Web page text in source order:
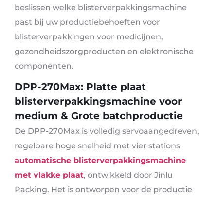
beslissen welke blisterverpakkingsmachine
past bij uw productiebehoeften voor
blisterverpakkingen voor medicijnen,
gezondheidszorgproducten en elektronische
componenten.
DPP-270Max: Platte plaat
blisterverpakkingsmachine voor
medium & Grote batchproductie
De DPP-270Max is volledig servoaangedreven,
regelbare hoge snelheid met vier stations
automatische blisterverpakkingsmachine
met vlakke plaat, ontwikkeld door Jinlu
Packing. Het is ontworpen voor de productie